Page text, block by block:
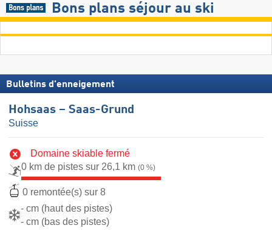
Bons plans séjour au ski
Bulletins d'enneigement
Hohsaas – Saas-Grund
Suisse
Domaine skiable fermé
0 km de pistes sur 26,1 km (0 %)
0 remontée(s) sur 8
- cm (haut des pistes)
- cm (bas des pistes)